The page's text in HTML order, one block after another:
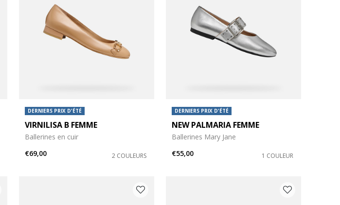
DERNIERS PRIX D'ÉTÉ
VIRNILISA B FEMME
Ballerines en cuir
€69,00
2 COULEURS
DERNIERS PRIX D'ÉTÉ
NEW PALMARIA FEMME
Ballerines Mary Jane
€55,00
1 COULEUR